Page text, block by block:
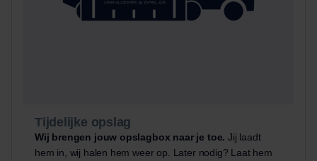
Tijdelijke opslag
Wij brengen jouw opslagbox naar je toe. Jij laadt
hem in, wij halen hem weer op. Later nodig? Laat hem